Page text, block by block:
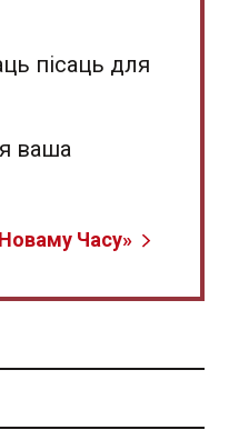
пісаць для
ваша
Часу»